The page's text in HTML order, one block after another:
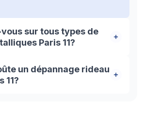
sur tous types de
Paris 11?
Rideaux à lames pleines, micro-
polycarbonate, grilles
ou motorisés.
un dépannage rideau
11?